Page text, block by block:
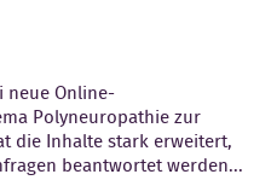
neue Online-
Polyneuropathie zur
die Inhalte stark erweitert,
beantwortet werden...